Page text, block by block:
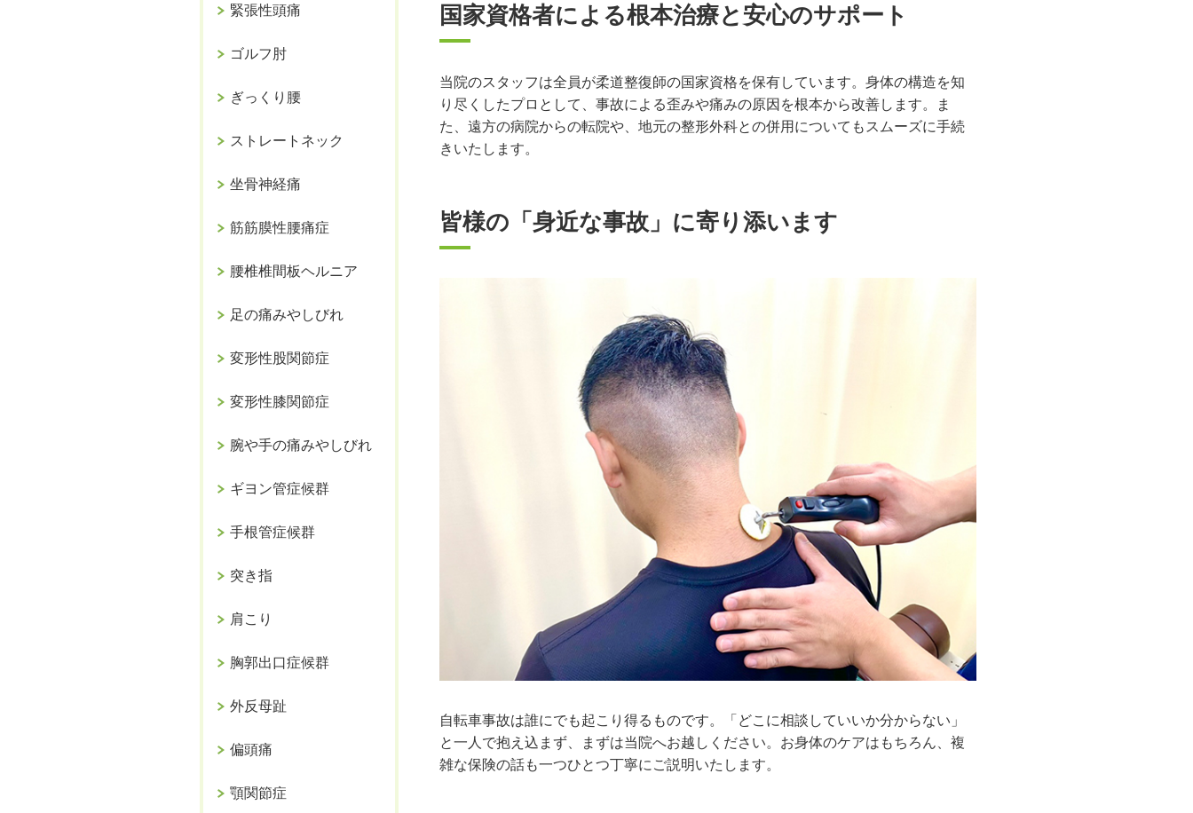
国家資格者による根本治療と安心のサポート
当院のスタッフは全員が柔道整復師の国家資格を保有しています。身体の構造を知
り尽くしたプロとして、事故による歪みや痛みの原因を根本から改善します。ま
た、遠方の病院からの転院や、地元の整形外科との併用についてもスムーズに手続
きいたします。
皆様の「身近な事故」に寄り添います
自転車事故は誰にでも起こり得るものです。「どこに相談していいか分からない」
と一人で抱え込まず、まずは当院へお越しください。お身体のケアはもちろん、複
雑な保険の話も一つひとつ丁寧にご説明いたします。
緊張性頭痛
ゴルフ肘
ぎっくり腰
ストレートネック
坐骨神経痛
筋筋膜性腰痛症
腰椎椎間板ヘルニア
足の痛みやしびれ
変形性股関節症
変形性膝関節症
腕や手の痛みやしびれ
ギヨン管症候群
手根管症候群
突き指
肩こり
胸郭出口症候群
外反母趾
偏頭痛
顎関節症